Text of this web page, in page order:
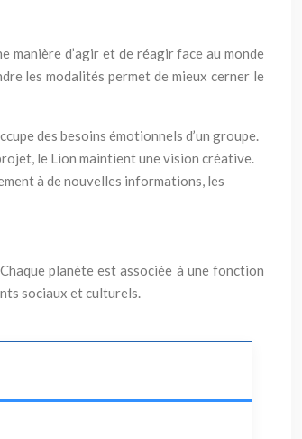
manière d’agir et de réagir face au monde
les modalités permet de mieux cerner le
des besoins émotionnels d’un groupe.
le Lion maintient une vision créative.
à de nouvelles informations, les
planète est associée à une fonction
sociaux et culturels.